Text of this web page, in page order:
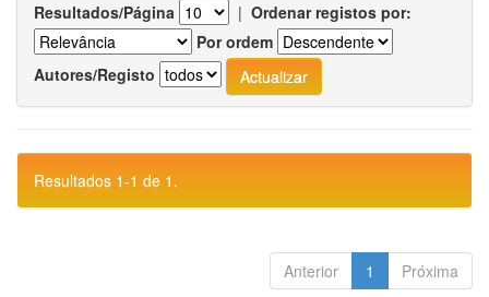
Resultados/Página | Ordenar registos por:
Por ordem
Autores/Registo
Resultados 1-1 de 1.
Anterior 1 Próxima